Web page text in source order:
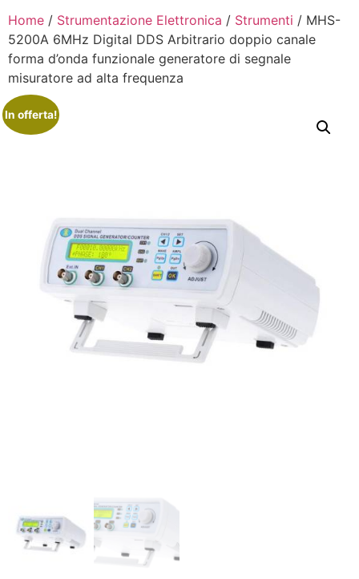
Home / Strumentazione Elettronica / Strumenti / MHS-
5200A 6MHz Digital DDS Arbitrario doppio canale
forma d’onda funzionale generatore di segnale
misuratore ad alta frequenza
In offerta!